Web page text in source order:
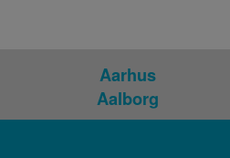
Aarhus
Aalborg